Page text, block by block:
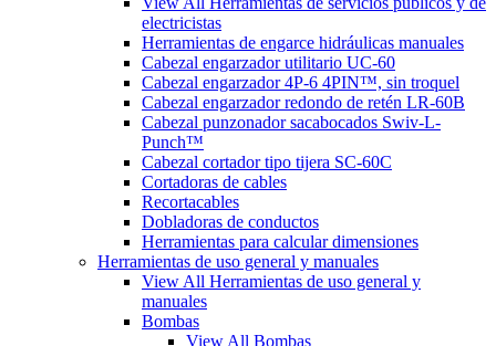
electricistas
Herramientas de engarce hidráulicas manuales
Cabezal engarzador utilitario UC-60
Cabezal engarzador 4P-6 4PIN™, sin troquel
Cabezal engarzador redondo de retén LR-60B
Cabezal punzonador sacabocados Swiv-L-
Punch™
Cabezal cortador tipo tijera SC-60C
Cortadoras de cables
Recortacables
Dobladoras de conductos
Herramientas para calcular dimensiones
Herramientas de uso general y manuales
View All Herramientas de uso general y
manuales
Bombas
View All Bombas